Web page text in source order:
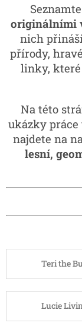
originálními
nich
přírody,
linky,
Na této
ukázky
najdete na
lesní,
Teri the
Lucie